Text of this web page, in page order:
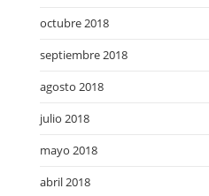
octubre 2018
septiembre 2018
agosto 2018
julio 2018
mayo 2018
abril 2018